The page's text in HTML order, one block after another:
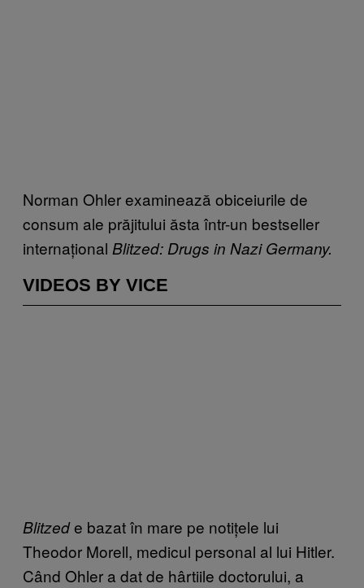
Norman Ohler examinează obiceiurile de
consum ale prăjitului ăsta într-un bestseller
internațional Blitzed: Drugs in Nazi Germany.
VIDEOS BY VICE
Blitzede bazat în mare pe notițele lui
Theodor Morell, medicul personal al lui Hitler.
Când Ohler a dat de hârtiile doctorului, a